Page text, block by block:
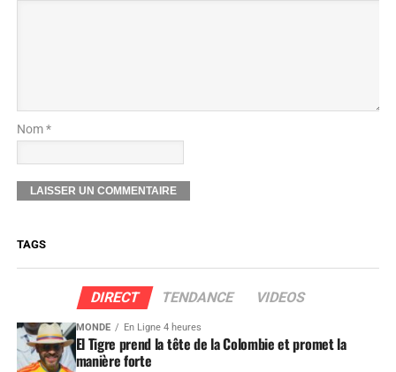
Nom *
TAGS
DIRECT TENDANCE VIDEOS
MONDE En Ligne 4 heures
El Tigre prend la tête de la Colombie et promet la
manière forte